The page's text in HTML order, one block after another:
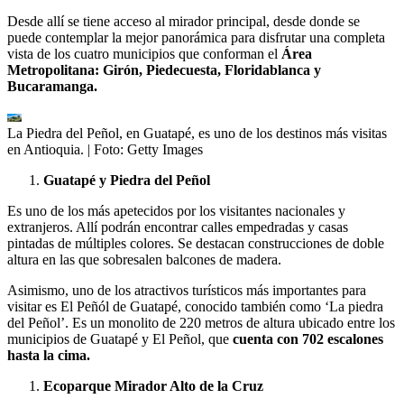
Desde allí se tiene acceso al mirador principal, desde donde se
puede contemplar la mejor panorámica para disfrutar una completa
vista de los cuatro municipios que conforman el Área
Metropolitana: Girón, Piedecuesta, Floridablanca y
Bucaramanga.
La Piedra del Peñol, en Guatapé, es uno de los destinos más visitas
en Antioquia. | Foto: Getty Images
Guatapé y Piedra del Peñol
Es uno de los más apetecidos por los visitantes nacionales y
extranjeros. Allí podrán encontrar calles empedradas y casas
pintadas de múltiples colores. Se destacan construcciones de doble
altura en las que sobresalen balcones de madera.
Asimismo, uno de los atractivos turísticos más importantes para
visitar es El Peñól de Guatapé, conocido también como ‘La piedra
del Peñol’. Es un monolito de 220 metros de altura ubicado entre los
municipios de Guatapé y El Peñol, que cuenta con 702 escalones
hasta la cima.
Ecoparque Mirador Alto de la Cruz